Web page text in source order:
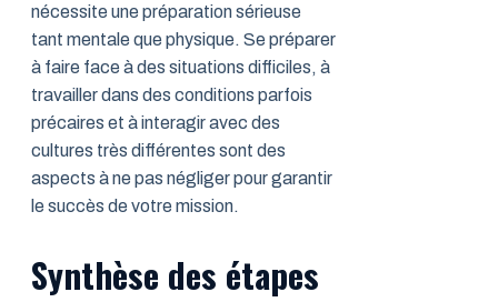
nécessite une préparation sérieuse
tant mentale que physique. Se préparer
à faire face à des situations difficiles, à
travailler dans des conditions parfois
précaires et à interagir avec des
cultures très différentes sont des
aspects à ne pas négliger pour garantir
le succès de votre mission.
Synthèse des étapes